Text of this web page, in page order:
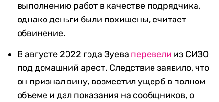
выполнению работ в качестве подрядчика,
однако деньги были похищены, считает
обвинение.
В августе 2022 года Зуева перевели из СИЗО
под домашний арест. Следствие заявило, что
он признал вину, возместил ущерб в полном
объеме и дал показания на сообщников, о